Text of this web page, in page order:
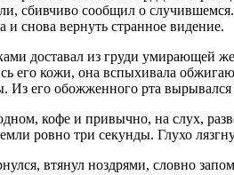
сбивчиво сообщил о
снова вернуть странное видение.
доставал из груди
его кожи, она вспыхивала
Из его обожженного рта
кофе и привычно, на слух,
ровно три секунды. Глухо
втянул ноздрями, словно